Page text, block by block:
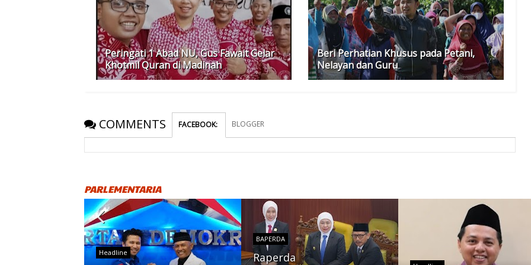
Peringati 1 Abad NU, Gus Fawait Gelar
Khotmil Quran di Madinah
Beri Perhatian Khusus pada Petani,
Nelayan dan Guru
COMMENTS FACEBOOK: BLOGGER
PARLEMENTARIA
Headline
BAPERDA
Raperda